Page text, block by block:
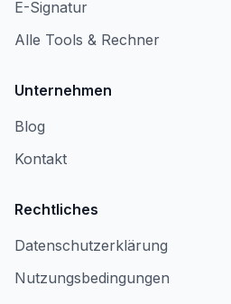
E-Signatur
Alle Tools & Rechner
Unternehmen
Blog
Kontakt
Rechtliches
Datenschutzerklärung
Nutzungsbedingungen